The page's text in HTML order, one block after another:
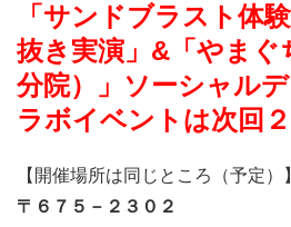
「サンドブラスト体
抜き実演」&「やまぐ
分院）」ソーシャル
ラボイベントは次回
【開催場所は同じところ（予定）】
〒６７５－２３０２